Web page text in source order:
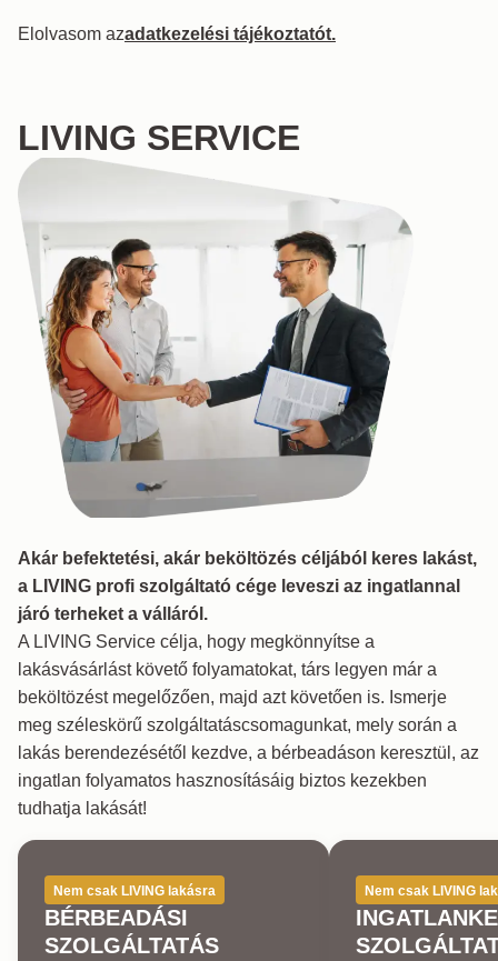
Elolvasom azadatkezelési tájékoztatót.
LIVING SERVICE
Akár befektetési, akár beköltözés céljából keres lakást,
a LIVING profi szolgáltató cége leveszi az ingatlannal
járó terheket a válláról.
A LIVING Service célja, hogy megkönnyítse a
lakásvásárlást követő folyamatokat, társ legyen már a
beköltözést megelőzően, majd azt követően is. Ismerje
meg széleskörű szolgáltatáscsomagunkat, mely során a
lakás berendezésétől kezdve, a bérbeadáson keresztül, az
ingatlan folyamatos hasznosításáig biztos kezekben
tudhatja lakását!
Nem csak LIVING lakásra
BÉRBEADÁSI
SZOLGÁLTATÁS
Nem csak LIVING